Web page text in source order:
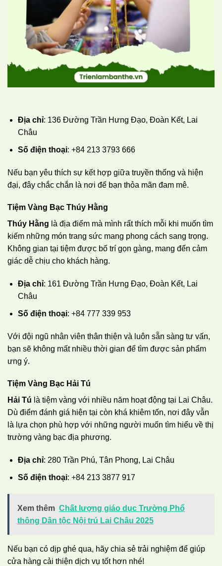
Địa chỉ: 136 Đường Trần Hưng Đạo, Đoàn Kết, Lai
Châu
Số điện thoại: +84 213 3793 666
Nếu bạn yêu thích sự kết hợp giữa truyền thống và hiện
đại, đây chắc chắn là nơi để bạn thỏa mãn đam mê.
Tiệm Vàng Bạc Thúy Hằng
Thúy Hằng là địa điểm mà mình rất thích mỗi khi muốn tìm
kiếm những món trang sức mang phong cách sang trọng.
Không gian tại tiệm được bố trí gọn gàng, mang đến cảm
giác dễ chịu cho khách hàng.
Địa chỉ: 161 Đường Trần Hưng Đạo, Đoàn Kết, Lai
Châu
Số điện thoại: +84 777 339 953
Với đội ngũ nhân viên thân thiện và luôn sẵn sàng tư vấn,
bạn sẽ không mất nhiều thời gian để tìm được sản phẩm
ưng ý.
Tiệm Vàng Bạc Hải Tú
Hải Tú là tiệm vàng với nhiều năm hoạt động tại Lai Châu.
Dù điểm đánh giá hiện tại còn khá khiêm tốn, nơi đây vẫn
là lựa chọn phù hợp với những người muốn tìm hiểu về thị
trường vàng bạc địa phương.
Địa chỉ: 280 Trần Phú, Tân Phong, Lai Châu
Số điện thoại: +84 213 3877 917
Xem thêm Chất lượng giáo dục Trường Phổ
thông Dân tộc Nội trú Lai Châu 2025
Nếu bạn có dịp ghé qua, hãy chia sẻ trải nghiệm để giúp
cửa hàng cải thiện dịch vụ tốt hơn nhé!